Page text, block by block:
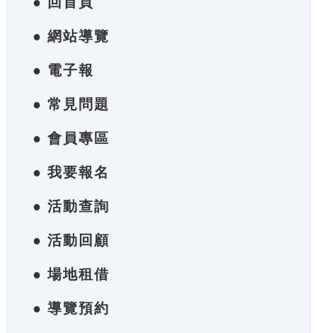
● 網站導覽
● 電子報
● 常見問題
● 會員專區
● 我要報名
● 活動查詢
● 活動回顧
● 場地租借
● 導覽預約